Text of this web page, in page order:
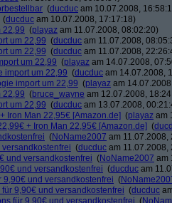
(ducduc am 10.07.2008,
(ducduc am 10.07.2008, 17:17:18)
22,99 (playaz am 11.07.2008, 08:02:20)
um 22,99 (ducduc am 11.07.2008,
um 22,99 (ducduc am 11.07.2008,
um 22,99 (playaz am 14.07.2008,
import um 22,99 (ducduc am 14.07.2008,
import um 22,99 (playaz am
22,99 (bruce_wayne am 12.07.2008,
um 22,99 (ducduc am 13.07.2008,
Iron Man 22,95€ [Amazon.de] (playaz am
+ Iron Man 22,95€ [Amazon.de] (
(NoName2007 am 11.07.2008,
(ducduc am 11.07.2008,
und versandkostenfrei (NoName2007 am
und versandkostenfrei (ducduc am
9,90€ und versandkostenfrei (
für 9,90€ und versandkostenfrei (ducduc
für 9,90€ und versandkostenfrei (